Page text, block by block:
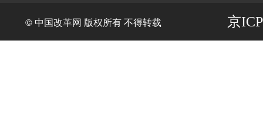
© 中国改革网 版权所有 不得转载 京